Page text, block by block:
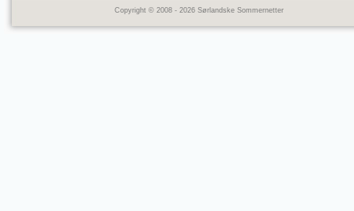
Copyright © 2008 - 2026 Sørlandske Sommernetter